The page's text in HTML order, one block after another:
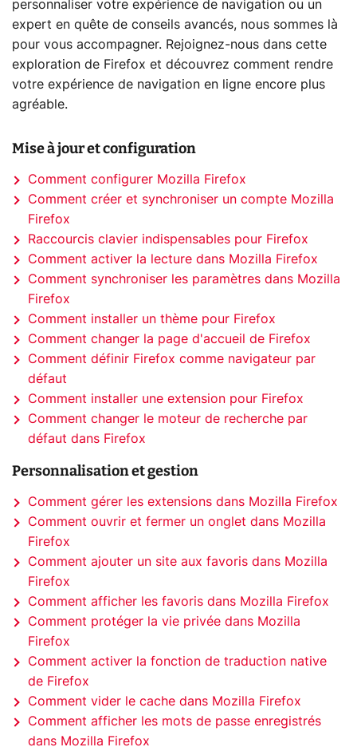
personnaliser votre expérience de navigation ou un
expert en quête de conseils avancés, nous sommes là
pour vous accompagner. Rejoignez-nous dans cette
exploration de Firefox et découvrez comment rendre
votre expérience de navigation en ligne encore plus
agréable.
Mise à jour et configuration
Comment configurer Mozilla Firefox
Comment créer et synchroniser un compte Mozilla
Firefox
Raccourcis clavier indispensables pour Firefox
Comment activer la lecture dans Mozilla Firefox
Comment synchroniser les paramètres dans Mozilla
Firefox
Comment installer un thème pour Firefox
Comment changer la page d'accueil de Firefox
Comment définir Firefox comme navigateur par
défaut
Comment installer une extension pour Firefox
Comment changer le moteur de recherche par
défaut dans Firefox
Personnalisation et gestion
Comment gérer les extensions dans Mozilla Firefox
Comment ouvrir et fermer un onglet dans Mozilla
Firefox
Comment ajouter un site aux favoris dans Mozilla
Firefox
Comment afficher les favoris dans Mozilla Firefox
Comment protéger la vie privée dans Mozilla
Firefox
Comment activer la fonction de traduction native
de Firefox
Comment vider le cache dans Mozilla Firefox
Comment afficher les mots de passe enregistrés
dans Mozilla Firefox